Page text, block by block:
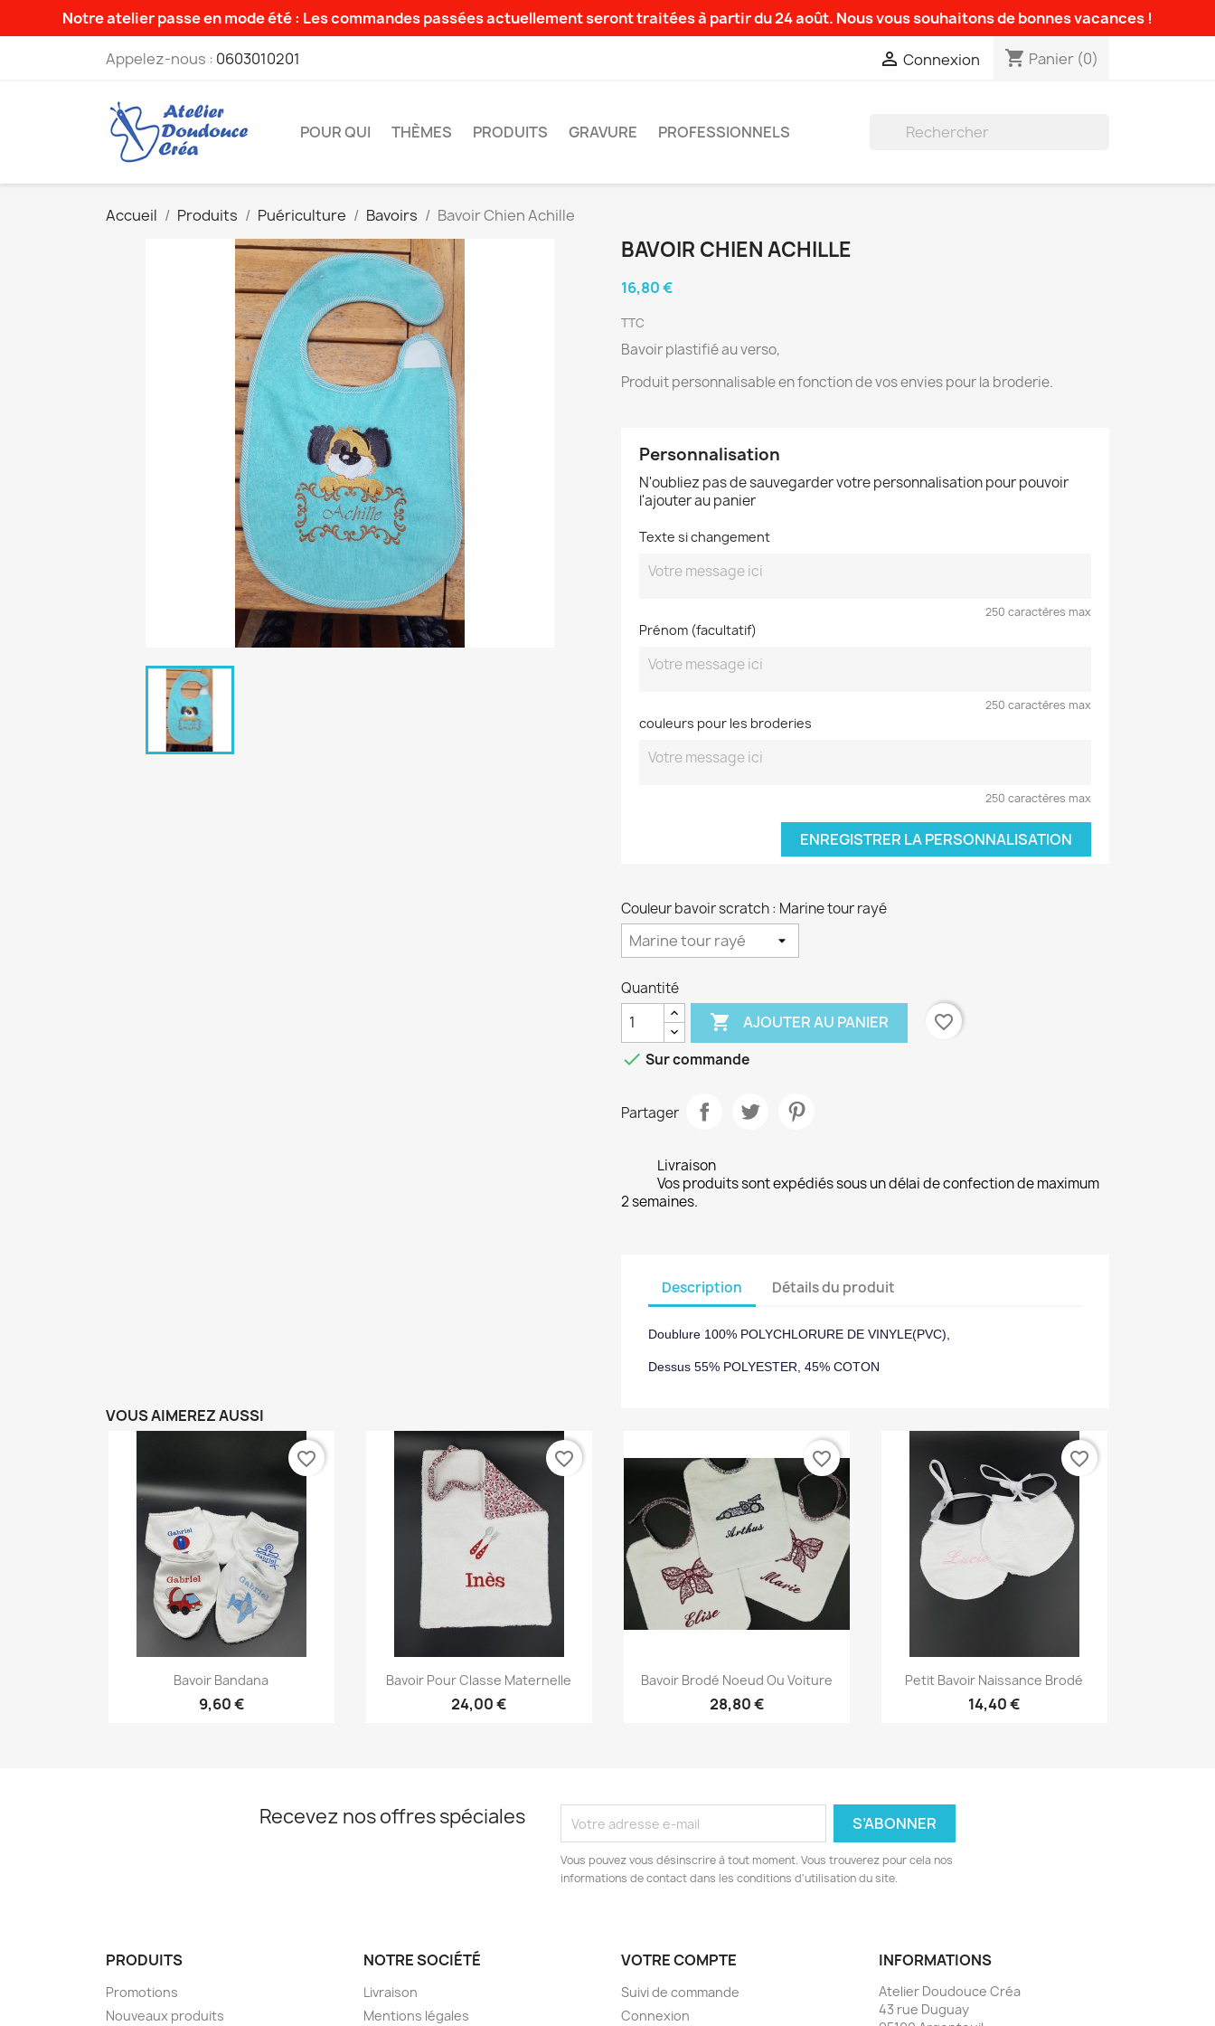
Notre atelier passe en mode été : Les commandes passées actuellement seront traitées à partir du 24 août. Nous vous souhaitons de bonnes vacances !
Appelez-nous : 0603010201  Connexion shopping_cart Panier (0)
POUR QUI THÈMES PRODUITS GRAVURE PROFESSIONNELS
Accueil Produits Puériculture Bavoirs Bavoir Chien Achille
BAVOIR CHIEN ACHILLE
16,80 €
TTC
Bavoir plastifié au verso,
Produit personnalisable en fonction de vos envies pour la broderie.
Personnalisation
N'oubliez pas de sauvegarder votre personnalisation pour pouvoir
l'ajouter au panier
Texte si changement
250 caractères max
Prénom (facultatif)
250 caractères max
couleurs pour les broderies
250 caractères max
ENREGISTRER LA PERSONNALISATION
Couleur bavoir scratch : Marine tour rayé
Quantité
 AJOUTER AU PANIER
favorite_border
 Sur commande
Partager
Livraison
Vos produits sont expédiés sous un délai de confection de maximum
2 semaines.
Description Détails du produit
Doublure 100% POLYCHLORURE DE VINYLE(PVC),
Dessus 55% POLYESTER, 45% COTON
VOUS AIMEREZ AUSSI
Aperçu rapide
Bavoir Bandana
9,60 €
favorite_border
Aperçu rapide
Bavoir Pour Classe Maternelle
24,00 €
favorite_border
Aperçu rapide
Bavoir Brodé Noeud Ou Voiture
28,80 €
favorite_border
Aperçu rapide
Petit Bavoir Naissance Brodé
14,40 €
favorite_border
Recevez nos offres spéciales
Vous pouvez vous désinscrire à tout moment. Vous trouverez pour cela nos
informations de contact dans les conditions d'utilisation du site.
PRODUITS
Promotions
Nouveaux produits
NOTRE SOCIÉTÉ
Livraison
Mentions légales
VOTRE COMPTE
Suivi de commande
Connexion
INFORMATIONS
Atelier Doudouce Créa
43 rue Duguay